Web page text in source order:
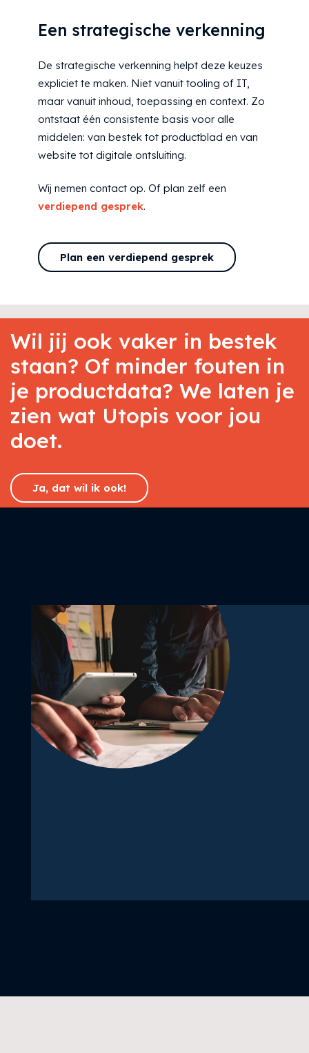
Een strategische verkenning
De strategische verkenning helpt deze keuzes
expliciet te maken. Niet vanuit tooling of IT,
maar vanuit inhoud, toepassing en context. Zo
ontstaat één consistente basis voor alle
middelen: van bestek tot productblad en van
website tot digitale ontsluiting.
Wij nemen contact op. Of plan zelf een
verdiepend gesprek.
Plan een verdiepend gesprek
Wil jij ook vaker in bestek
staan? Of minder fouten in
je productdata? We laten je
zien wat Utopis voor jou
doet.
Ja, dat wil ik ook!